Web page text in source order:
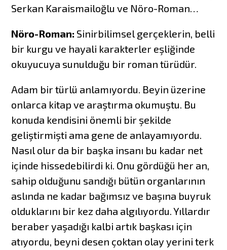
Serkan Karaismailoğlu ve Nöro-Roman…
Nöro-Roman: Sinirbilimsel gerçeklerin, belli
bir kurgu ve hayali karakterler eşliğinde
okuyucuya sunulduğu bir roman türüdür.
Adam bir türlü anlamıyordu. Beyin üzerine
onlarca kitap ve araştırma okumuştu. Bu
konuda kendisini önemli bir şekilde
geliştirmişti ama gene de anlayamıyordu.
Nasıl olur da bir başka insanı bu kadar net
içinde hissedebilirdi ki. Onu gördüğü her an,
sahip olduğunu sandığı bütün organlarının
aslında ne kadar bağımsız ve başına buyruk
olduklarını bir kez daha algılıyordu. Yıllardır
beraber yaşadığı kalbi artık başkası için
atıyordu, beyni desen çoktan olay yerini terk